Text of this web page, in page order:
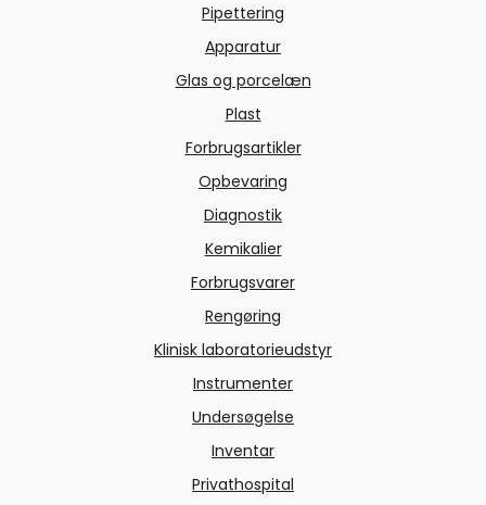
Pipettering
Apparatur
Glas og porcelæn
Plast
Forbrugsartikler
Opbevaring
Diagnostik
Kemikalier
Forbrugsvarer
Rengøring
Klinisk laboratorieudstyr
Instrumenter
Undersøgelse
Inventar
Privathospital